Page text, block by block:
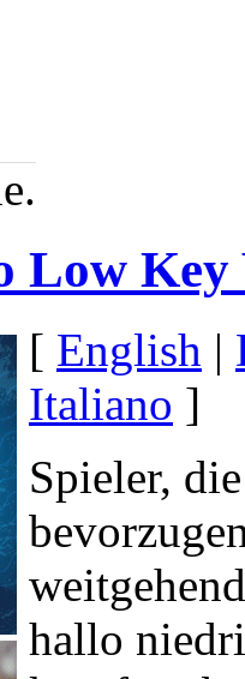
Low Key
[ English |
Italiano ]
Spieler,
hallo